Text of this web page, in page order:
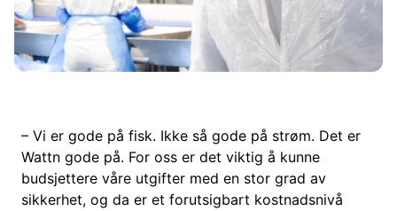
– Vi er gode på fisk. Ikke så gode på strøm. Det er
Wattn gode på. For oss er det viktig å kunne
budsjettere våre utgifter med en stor grad av
sikkerhet, og da er et forutsigbart kostnadsnivå